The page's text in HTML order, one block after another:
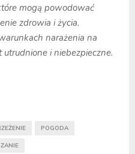
mogą powodować
zdrowia i życia.
narażenia na
i niebezpieczne.
POGODA